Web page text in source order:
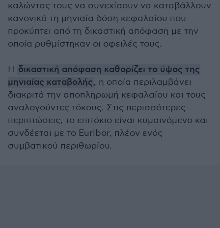
καλώντας τους να συνεχίσουν να καταβάλλουν
κανονικά τη μηνιαία δόση κεφαλαίου που
προκύπτει από τη δικαστική απόφαση με την
οποία ρυθμίστηκαν οι οφειλές τους.
Η δικαστική απόφαση καθορίζει το ύψος της
μηνιαίας καταβολής, η οποία περιλαμβάνει
διακριτά την αποπληρωμή κεφαλαίου και τους
αναλογούντες τόκους. Στις περισσότερες
περιπτώσεις, το επιτόκιο είναι κυμαινόμενο και
συνδέεται με το Euribor, πλέον ενός
συμβατικού περιθωρίου.